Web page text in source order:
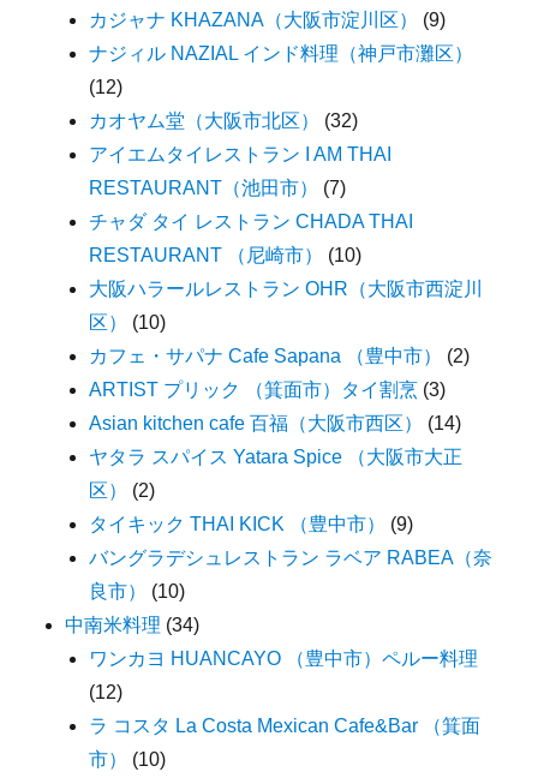
カジャナ KHAZANA（大阪市淀川区）
(9)
ナジィル NAZIAL インド料理（神戸市灘区）
(12)
カオヤム堂（大阪市北区）
(32)
アイエムタイレストラン I AM THAI
RESTAURANT（池田市）
(7)
チャダ タイ レストラン CHADA THAI
RESTAURANT （尼崎市）
(10)
大阪ハラールレストラン OHR（大阪市西淀川
区）
(10)
カフェ・サパナ Cafe Sapana （豊中市）
(2)
ARTIST プリック （箕面市）タイ割烹 (3)
Asian kitchen cafe 百福（大阪市西区）
(14)
ヤタラ スパイス Yatara Spice （大阪市大正
区）
(2)
タイキック THAI KICK （豊中市）
(9)
バングラデシュレストラン ラベア RABEA（奈
良市）
(10)
中南米料理 (34)
ワンカヨ HUANCAYO （豊中市）ペルー料理
(12)
ラ コスタ La Costa Mexican Cafe&Bar （箕面
市）
(10)